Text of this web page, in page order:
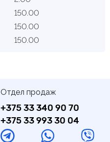
150.00
150.00
150.00
Отдел продаж
+375 33 340 90 70
+375 33 993 30 04